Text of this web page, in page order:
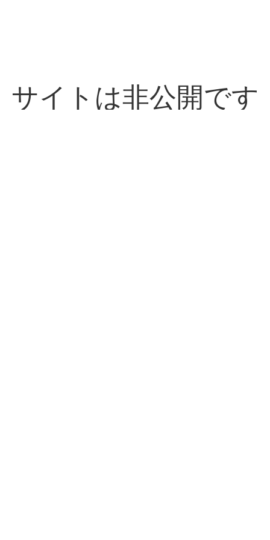
サイトは非公開です